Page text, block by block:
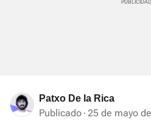
Patxo De la Rica
Publicado 25 de mayo